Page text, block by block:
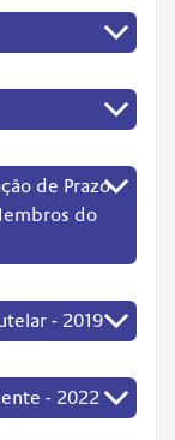
de Prazo
do
- 2019
- 2022